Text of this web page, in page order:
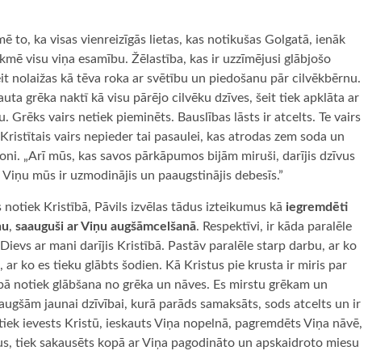
to, ka visas vienreizīgās lietas, kas notikušas Golgatā, ienāk
visu viņa esamību. Žēlastība, kas ir uzzīmējusi glābjošo
nolaižas kā tēva roka ar svētību un piedošanu pār cilvēkbērnu.
grēka naktī kā visu pārējo cilvēku dzīves, šeit tiek apklāta ar
Grēks vairs netiek pieminēts. Bauslības lāsts ir atcelts. Te vairs
vairs nepieder tai pasaulei, kas atrodas zem soda un
„Arī mūs, kas savos pārkāpumos bijām miruši, darījis dzīvus
mūs ir uzmodinājis un paaugstinājis debesīs.”
Kristībā, Pāvils izvēlas tādus izteikumus kā iegremdēti
, saauguši ar Viņu augšāmcelšanā. Respektīvi, ir kāda paralēle
ar mani darījis Kristībā. Pastāv paralēle starp darbu, ar ko
ko es tieku glābts šodien. Kā Kristus pie krusta ir miris par
notiek glābšana no grēka un nāves. Es mirstu grēkam un
jaunai dzīvībai, kurā parāds samaksāts, sods atcelts un ir
ievests Kristū, ieskauts Viņa nopelnā, pagremdēts Viņa nāvē,
tiek sakausēts kopā ar Viņa pagodināto un apskaidroto miesu